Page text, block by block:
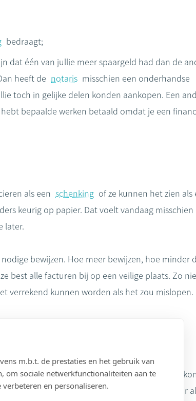
bedraagt;
dat één van jullie meer spaargeld had dan de
heeft de notaris misschien een onderhandse
toch in gelijke delen konden aankopen. Een
bepaalde werken betaald omdat je een
als een schenking of ze kunnen het zien als
keurig op papier. Dat voelt vandaag
later.
bewijzen. Hoe meer bewijzen, hoe minder
best alle facturen bij op een veilige plaats. Zo
verrekend kunnen worden als het zou mislopen.
met je ouders en een
. Documenten uploaden in Izimi vervangt voor
m.b.t. de prestaties en het gebruik van
om sociale netwerkfunctionaliteiten aan te
en personaliseren.